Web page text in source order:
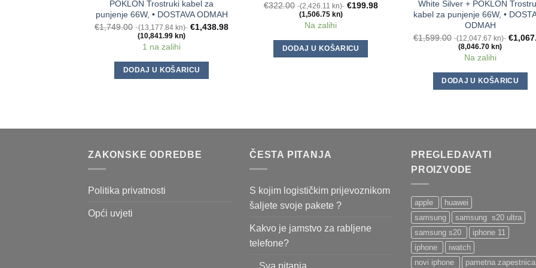
POKLON Trostruki kabel za
punjenje 66W, • DOSTAVA ODMAH
€1,749.00 (13,177.84 kn) €1,438.98
(10,841.99 kn)
1 na zalihi
DODAJ U KOŠARICU
€322.00 (2,426.11 kn) €199.98
(1,506.75 kn)
Na zalihi
DODAJ U KOŠARICU
White Silver + POKLON
kabel za punjenje 66W, •
ODMAH
€1,599.00 (12,047.67 kn) €
(8,046.70 kn)
Na zalihi
DODAJ U KOŠARICU
ZAKONSKE ODREDBE
Politika privatnosti
Opći uvjeti
ČESTA PITANJA
S kojim logističkim prijevoznikom
šaljete svoje pakete ?
Kakvo je jamstvo za rabljene
telefone?
PREGLEDAVATI
PROIZVODE
apple
huawei
samsung
samsung s20 ultra
samsung s20
iphone 11
iphone
iwatch
novi iphone
pametna zapestnica